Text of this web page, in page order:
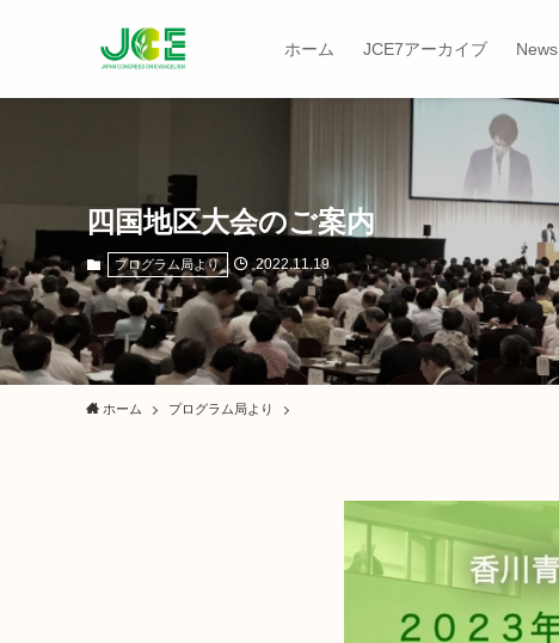
ホーム JCE7アーカイブ News
四国地区大会のご案内
プログラム局より 2022.11.19
ホーム プログラム局より